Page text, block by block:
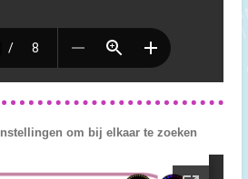
om bij elkaar te zoeken